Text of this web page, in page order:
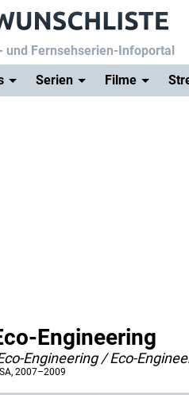
und Fernsehserien-Infoportal
Serien Filme
Engineering
Engineering / Eco-
, 2007–2009